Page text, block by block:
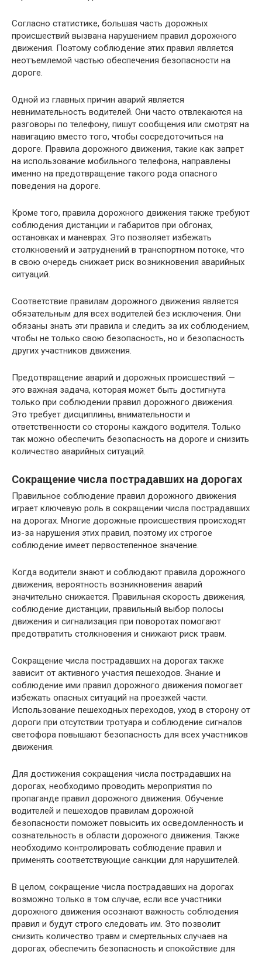
Согласно статистике, большая часть дорожных
происшествий вызвана нарушением правил дорожного
движения. Поэтому соблюдение этих правил является
неотъемлемой частью обеспечения безопасности на
дороге.
Одной из главных причин аварий является
невнимательность водителей. Они часто отвлекаются на
разговоры по телефону, пишут сообщения или смотрят на
навигацию вместо того, чтобы сосредоточиться на
дороге. Правила дорожного движения, такие как запрет
на использование мобильного телефона, направлены
именно на предотвращение такого рода опасного
поведения на дороге.
Кроме того, правила дорожного движения также требуют
соблюдения дистанции и габаритов при обгонах,
остановках и маневрах. Это позволяет избежать
столкновений и затруднений в транспортном потоке, что
в свою очередь снижает риск возникновения аварийных
ситуаций.
Соответствие правилам дорожного движения является
обязательным для всех водителей без исключения. Они
обязаны знать эти правила и следить за их соблюдением,
чтобы не только свою безопасность, но и безопасность
других участников движения.
Предотвращение аварий и дорожных происшествий —
это важная задача, которая может быть достигнута
только при соблюдении правил дорожного движения.
Это требует дисциплины, внимательности и
ответственности со стороны каждого водителя. Только
так можно обеспечить безопасность на дороге и снизить
количество аварийных ситуаций.
Сокращение числа пострадавших на дорогах
Правильное соблюдение правил дорожного движения
играет ключевую роль в сокращении числа пострадавших
на дорогах. Многие дорожные происшествия происходят
из-за нарушения этих правил, поэтому их строгое
соблюдение имеет первостепенное значение.
Когда водители знают и соблюдают правила дорожного
движения, вероятность возникновения аварий
значительно снижается. Правильная скорость движения,
соблюдение дистанции, правильный выбор полосы
движения и сигнализация при поворотах помогают
предотвратить столкновения и снижают риск травм.
Сокращение числа пострадавших на дорогах также
зависит от активного участия пешеходов. Знание и
соблюдение ими правил дорожного движения помогает
избежать опасных ситуаций на проезжей части.
Использование пешеходных переходов, уход в сторону от
дороги при отсутствии тротуара и соблюдение сигналов
светофора повышают безопасность для всех участников
движения.
Для достижения сокращения числа пострадавших на
дорогах, необходимо проводить мероприятия по
пропаганде правил дорожного движения. Обучение
водителей и пешеходов правилам дорожной
безопасности поможет повысить их осведомленность и
сознательность в области дорожного движения. Также
необходимо контролировать соблюдение правил и
применять соответствующие санкции для нарушителей.
В целом, сокращение числа пострадавших на дорогах
возможно только в том случае, если все участники
дорожного движения осознают важность соблюдения
правил и будут строго следовать им. Это позволит
снизить количество травм и смертельных случаев на
дорогах, обеспечить безопасность и спокойствие для